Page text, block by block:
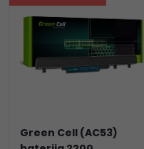
Green Cell (AC53)